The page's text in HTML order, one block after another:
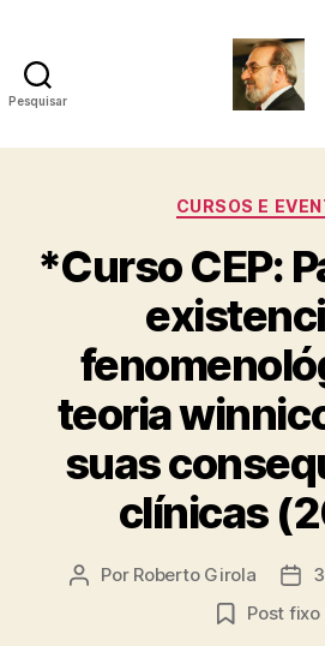
Pesquisar
-
e
CURSOS E
*Curso CEP:
teoria
suas
clínicas
Autor
Por Roberto Girola
Data
de
Post fixo